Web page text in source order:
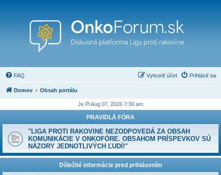
FAQ Prihlásiť sa
Vytvoriť účet
Domov Obsah portálu
Je Pi Aug 07, 2026 7:30 am
PRAVIDLÁ FÓRA
"LIGA PROTI RAKOVINE NEZODPOVEDÁ ZA OBSAH
KOMUNIKÁCIE V ONKOFÓRE. OBSAHOM PRÍSPEVKOV SÚ
NÁZORY JEDNOTLIVÝCH ĽUDÍ!"
Dôležité informácie pred prihlásením